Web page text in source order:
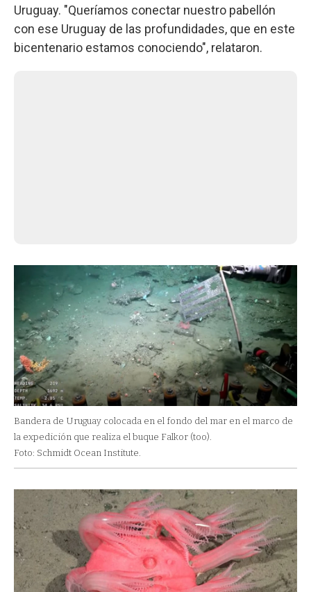
Uruguay. "Queríamos conectar nuestro pabellón
con ese Uruguay de las profundidades, que en este
bicentenario estamos conociendo", relataron.
Bandera de Uruguay colocada en el fondo del mar en el marco de
la expedición que realiza el buque Falkor (too).
Foto: Schmidt Ocean Institute.